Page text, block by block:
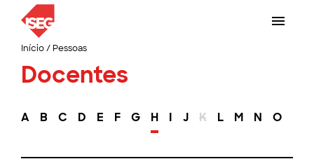
Início/ Pessoas
Docentes
A B C D E F G H I J K L M N O